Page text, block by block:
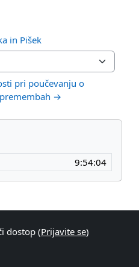
in Pišek
pri poučevanju o
→
dostop (Prijavite se)